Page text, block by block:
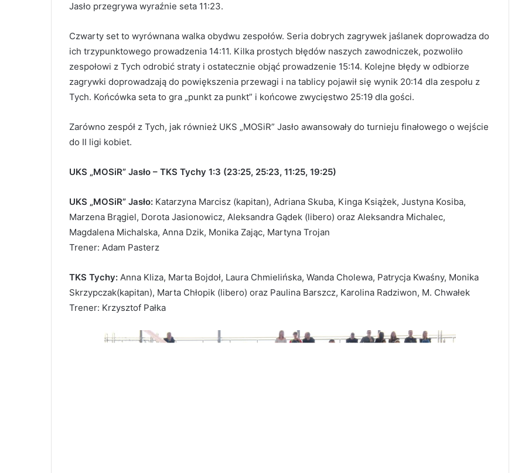
Jasło przegrywa wyraźnie seta 11:23.
Czwarty set to wyrównana walka obydwu zespołów. Seria dobrych zagrywek jaślanek doprowadza do
ich trzypunktowego prowadzenia 14:11. Kilka prostych błędów naszych zawodniczek, pozwoliło
zespołowi z Tych odrobić straty i ostatecznie objąć prowadzenie 15:14. Kolejne błędy w odbiorze
zagrywki doprowadzają do powiększenia przewagi i na tablicy pojawił się wynik 20:14 dla zespołu z
Tych. Końcówka seta to gra „punkt za punkt” i końcowe zwycięstwo 25:19 dla gości.
Zarówno zespół z Tych, jak również UKS „MOSiR” Jasło awansowały do turnieju finałowego o wejście
do II ligi kobiet.
UKS „MOSiR” Jasło – TKS Tychy 1:3 (23:25, 25:23, 11:25, 19:25)
UKS „MOSiR” Jasło: Katarzyna Marcisz (kapitan), Adriana Skuba, Kinga Książek, Justyna Kosiba,
Marzena Brągiel, Dorota Jasionowicz, Aleksandra Gądek (libero) oraz Aleksandra Michalec,
Magdalena Michalska, Anna Dzik, Monika Zając, Martyna Trojan
Trener: Adam Pasterz
TKS Tychy: Anna Kliza, Marta Bojdoł, Laura Chmielińska, Wanda Cholewa, Patrycja Kwaśny, Monika
Skrzypczak(kapitan), Marta Chłopik (libero) oraz Paulina Barszcz, Karolina Radziwon, M. Chwałek
Trener: Krzysztof Pałka